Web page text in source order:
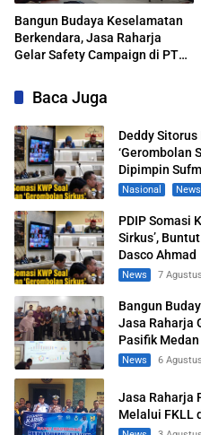
Bangun Budaya Keselamatan
Berkendara, Jasa Raharja
Gelar Safety Campaign di PT
Baca Juga
Deddy Sitorus
‘Gerombolan
Dipimpin
Nasional News
PDIP Somasi
Sirkus’,
Dasco Ahmad
News 7
Bangun
Jasa Raharja
Pasifik
News 6
Jasa Raharja
Melalui FKLL